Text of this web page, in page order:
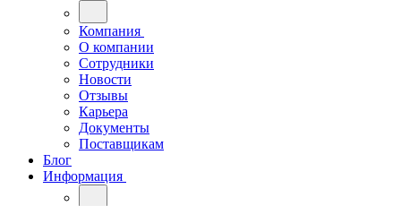
Компания
О компании
Сотрудники
Новости
Отзывы
Карьера
Документы
Поставщикам
Блог
Информация